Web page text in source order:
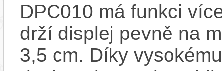
DPC010 má funkci
drží displej pevně na
3,5 cm. Díky